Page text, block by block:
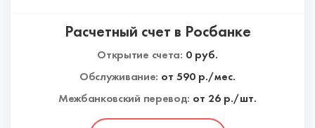
Расчетный счет в Росбанке
Открытие счета: 0руб.
Обслуживание: от 590р./мес.
Межбанковский перевод: от 26 р./шт.